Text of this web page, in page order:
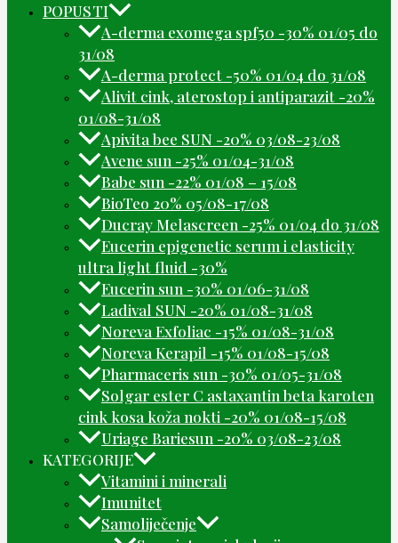
POPUSTI
A-derma exomega spf50 -30% 01/05 do
31/08
A-derma protect -50% 01/04 do 31/08
Alivit cink, aterostop i antiparazit -20%
01/08-31/08
Apivita bee SUN -20% 03/08-23/08
Avene sun -25% 01/04-31/08
Babe sun -22% 01/08 – 15/08
BioTeo 20% 05/08-17/08
Ducray Melascreen -25% 01/04 do 31/08
Eucerin epigenetic serum i elasticity
ultra light fluid -30%
Eucerin sun -30% 01/06-31/08
Ladival SUN -20% 01/08-31/08
Noreva Exfoliac -15% 01/08-31/08
Noreva Kerapil -15% 01/08-15/08
Pharmaceris sun -30% 01/05-31/08
Solgar ester C astaxantin beta karoten
cink kosa koža nokti -20% 01/08-15/08
Uriage Bariesun -20% 03/08-23/08
KATEGORIJE
Vitamini i minerali
Imunitet
Samoliječenje